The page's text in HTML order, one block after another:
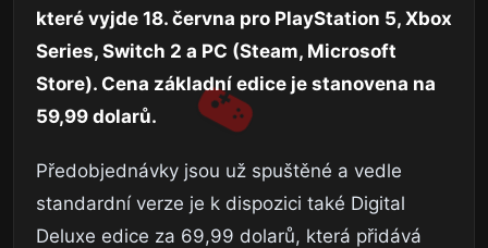
které vyjde 18. června pro PlayStation 5, Xbox
Series, Switch 2 a PC (Steam, Microsoft
Store). Cena základní edice je stanovena na
59,99 dolarů.
Předobjednávky jsou už spuštěné a vedle
standardní verze je k dispozici také Digital
Deluxe edice za 69,99 dolarů, která přidává